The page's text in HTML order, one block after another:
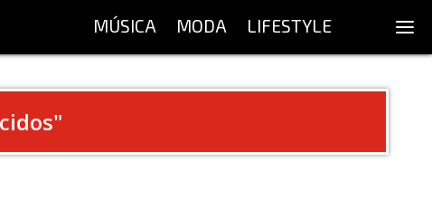
MÚSICA MODA LIFESTYLE
"